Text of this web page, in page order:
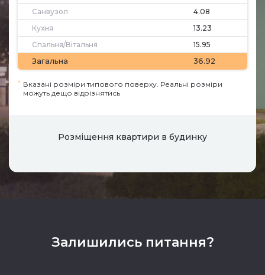
Санвузол
4.08
Кухня
13.23
Спальня/Вітальня
15.95
Загальна
36.92
* Вказані розміри типового поверху. Реальні розміри
можуть дещо відрізнятись
Розміщення квартири в будинку
Залишились питання?